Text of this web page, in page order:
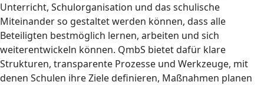
Unterricht, Schulorganisation und das schulische
Miteinander so gestaltet werden können, dass alle
Beteiligten bestmöglich lernen, arbeiten und sich
weiterentwickeln können. QmbS bietet dafür klare
Strukturen, transparente Prozesse und Werkzeuge, mit
denen Schulen ihre Ziele definieren, Maßnahmen planen